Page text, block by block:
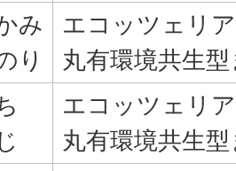
み
り
エコッツェリ
丸有環境共生
エコッツェリ
丸有環境共生